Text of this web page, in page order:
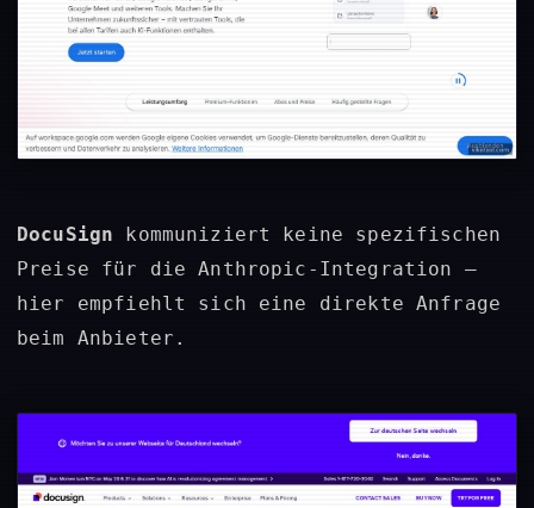
DocuSign kommuniziert keine spezifischen
Preise für die Anthropic-Integration –
hier empfiehlt sich eine direkte Anfrage
beim Anbieter.